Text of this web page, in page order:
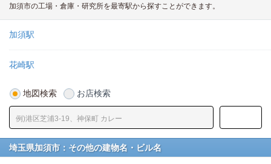
加須市の工場・倉庫・研究所を最寄駅から探すことができます。
加須駅
花崎駅
地図検索 お店検索
埼玉県加須市：その他の建物名・ビル名